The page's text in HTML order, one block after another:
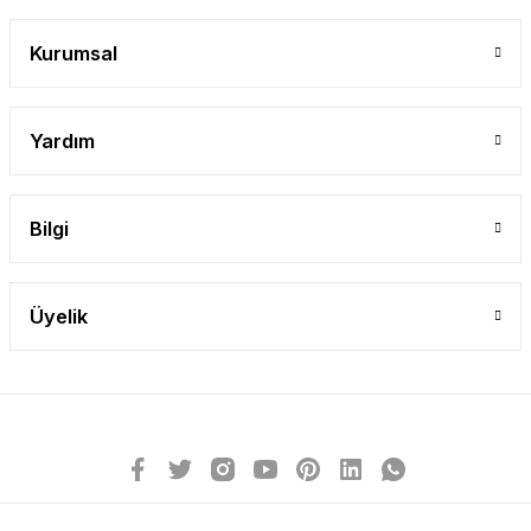
Kurumsal
Yardım
Bilgi
Üyelik